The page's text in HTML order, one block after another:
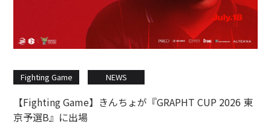
Fighting Game NEWS
【Fighting Game】きんちょが『GRAPHT CUP 2026 東
京予選B』に出場